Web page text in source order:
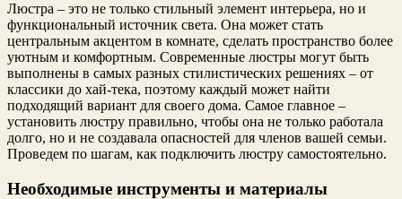
Люстра – это не только стильный элемент интерьера, но и
функциональный источник света. Она может стать
центральным акцентом в комнате, сделать пространство более
уютным и комфортным. Современные люстры могут быть
выполнены в самых разных стилистических решениях – от
классики до хай-тека, поэтому каждый может найти
подходящий вариант для своего дома. Самое главное –
установить люстру правильно, чтобы она не только работала
долго, но и не создавала опасностей для членов вашей семьи.
Проведем по шагам, как подключить люстру самостоятельно.
Необходимые инструменты и материалы